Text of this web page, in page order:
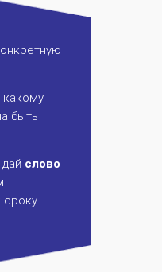
какому
быть
слово
сроку